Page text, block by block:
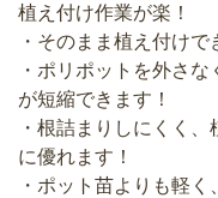
植え付け作業が楽！
・そのまま植え付けで
・ポリポットを外さ
が短縮できます！
・根詰まりしにくく
に優れます！
・ポット苗よりも軽く